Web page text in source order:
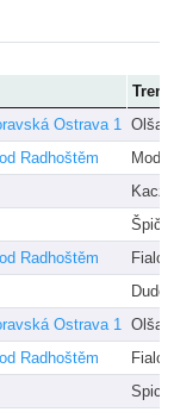
Ostrava 1
Radhoštěm
Radhoštěm
Ostrava 1
Radhoštěm